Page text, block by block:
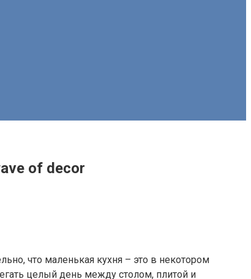
of decor
что маленькая кухня – это в некотором
целый день между столом, плитой и